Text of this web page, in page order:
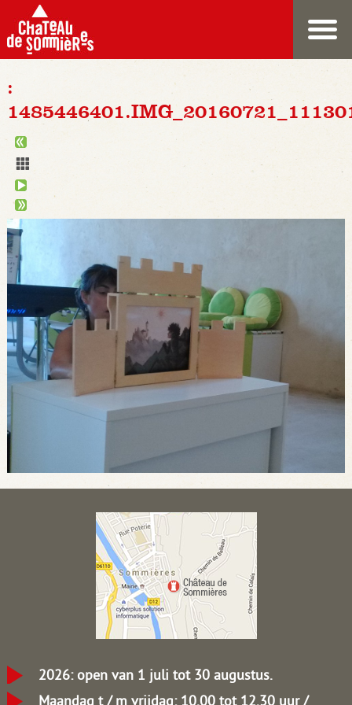
:
2026: open van 1 juli tot 30 augustus.
Maandag t / m vrijdag: 10.00 tot 12.30 uur /